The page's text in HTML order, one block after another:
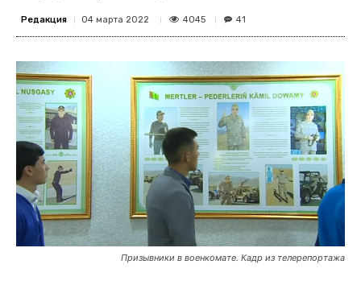
Редакция 04 марта 2022 4045 41
Призывники в военкомате. Кадр из телерепортажа